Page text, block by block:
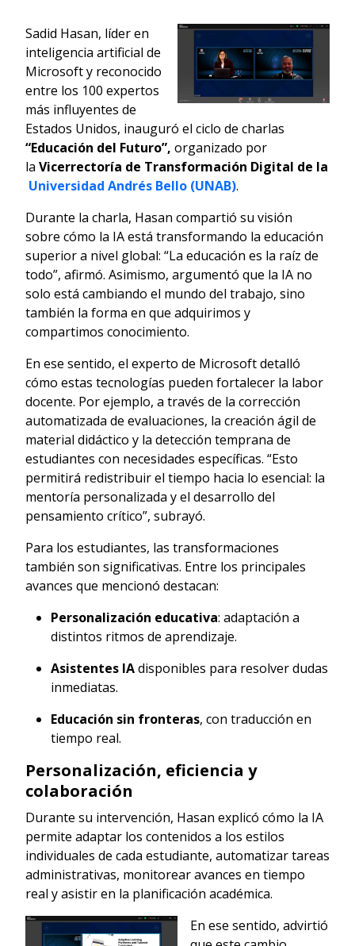
Sadid Hasan, líder en
inteligencia artificial de
Microsoft y reconocido
entre los 100 expertos
más influyentes de
Estados Unidos, inauguró el ciclo de charlas
“Educación del Futuro”, organizado por
la Vicerrectoría de Transformación Digital de la
Universidad Andrés Bello (UNAB).
Durante la charla, Hasan compartió su visión
sobre cómo la IA está transformando la educación
superior a nivel global: “La educación es la raíz de
todo”, afirmó. Asimismo, argumentó que la IA no
solo está cambiando el mundo del trabajo, sino
también la forma en que adquirimos y
compartimos conocimiento.
En ese sentido, el experto de Microsoft detalló
cómo estas tecnologías pueden fortalecer la labor
docente. Por ejemplo, a través de la corrección
automatizada de evaluaciones, la creación ágil de
material didáctico y la detección temprana de
estudiantes con necesidades específicas. “Esto
permitirá redistribuir el tiempo hacia lo esencial: la
mentoría personalizada y el desarrollo del
pensamiento crítico”, subrayó.
Para los estudiantes, las transformaciones
también son significativas. Entre los principales
avances que mencionó destacan:
Personalización educativa: adaptación a
distintos ritmos de aprendizaje.
Asistentes IAdisponibles para resolver dudas
inmediatas.
Educación sin fronteras, con traducción en
tiempo real.
Personalización, eficiencia y
colaboración
Durante su intervención, Hasan explicó cómo la IA
permite adaptar los contenidos a los estilos
individuales de cada estudiante, automatizar tareas
administrativas, monitorear avances en tiempo
real y asistir en la planificación académica.
En ese sentido, advirtió